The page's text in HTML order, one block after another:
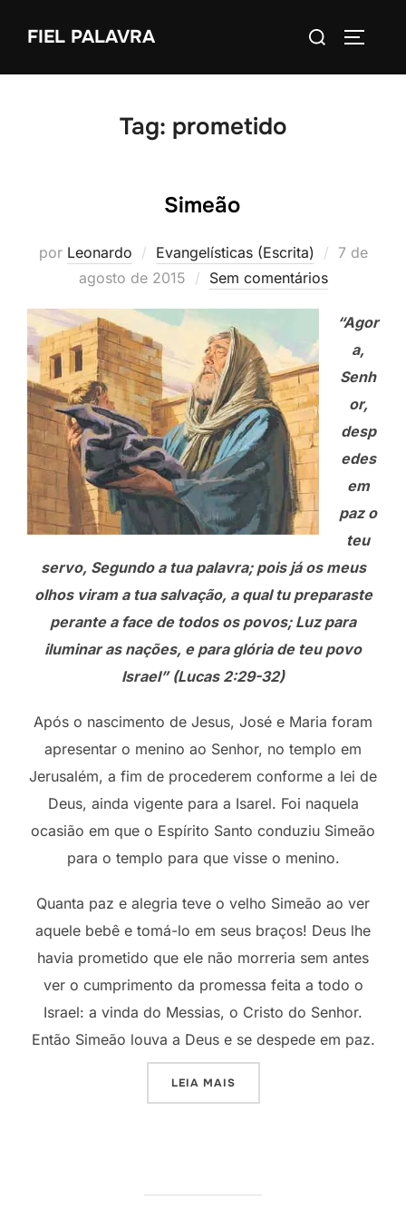
FIEL PALAVRA
Pesquisar
Tag: prometido
Simeão
por Leonardo Evangelísticas (Escrita)
Postado
7 de
agosto de 2015
Sem comentários
“Agor
a,
Senh
or,
desp
edes
em
paz o
teu
servo, Segundo a tua palavra; pois já os meus
olhos viram a tua salvação, a qual tu preparaste
perante a face de todos os povos; Luz para
iluminar as nações, e para glória de teu povo
Israel” (Lucas 2:29-32)
Após o nascimento de Jesus, José e Maria foram
apresentar o menino ao Senhor, no templo em
Jerusalém, a fim de procederem conforme a lei de
Deus, ainda vigente para a Isarel. Foi naquela
ocasião em que o Espírito Santo conduziu Simeão
para o templo para que visse o menino.
Quanta paz e alegria teve o velho Simeão ao ver
aquele bebê e tomá-lo em seus braços! Deus lhe
havia prometido que ele não morreria sem antes
ver o cumprimento da promessa feita a todo o
Israel: a vinda do Messias, o Cristo do Senhor.
Então Simeão louva a Deus e se despede em paz.
LEIA MAIS“SIMEÃO”